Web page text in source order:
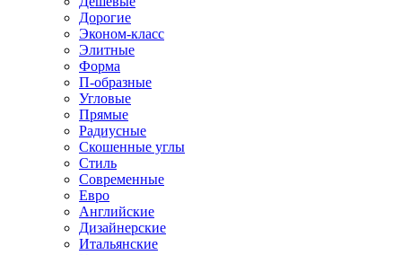
Дорогие
Эконом-класс
Элитные
Форма
П-образные
Угловые
Прямые
Радиусные
Скошенные углы
Стиль
Современные
Евро
Английские
Дизайнерские
Итальянские